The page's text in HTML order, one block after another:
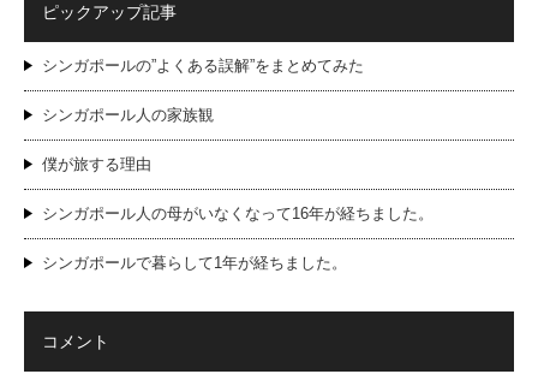
ピックアップ記事
シンガポールの”よくある誤解”をまとめてみた
シンガポール人の家族観
僕が旅する理由
シンガポール人の母がいなくなって16年が経ちました。
シンガポールで暮らして1年が経ちました。
コメント